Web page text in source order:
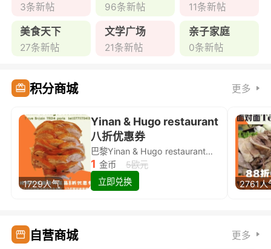
3条新帖 96条新帖 11条新帖
美食天下
27条新帖
文学广场
21条新帖
亲子家庭
0条新帖
积分商城 更多
1729人气
Yinan & Hugo restaurant
八折优惠券
巴黎Yinan & Hugo restaurant除简餐类全场8折
1 金币
5欧元
立即兑换
2761人
自营商城 更多